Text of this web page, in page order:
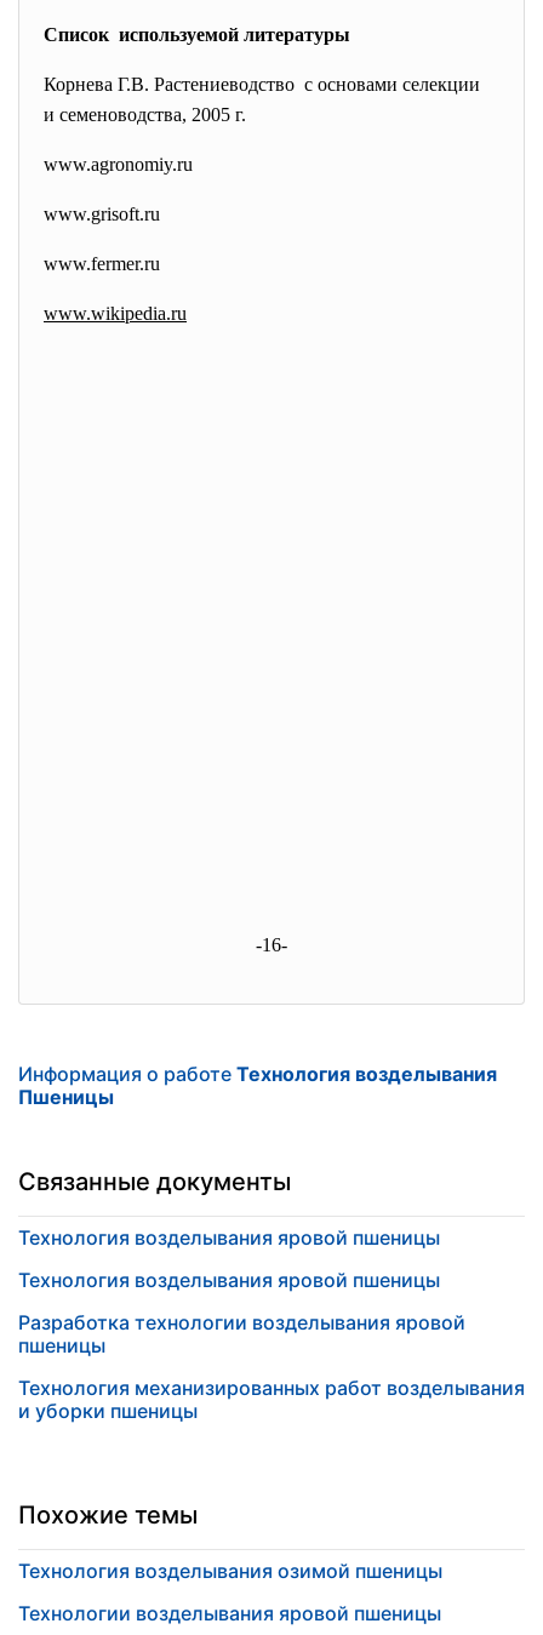
Список используемой литературы
Корнева Г.В. Растениеводство с основами селекции
и семеноводства, 2005 г.
www.agronomiy.ru
www.grisoft.ru
www.fermer.ru
www.wikipedia.ru
-16-
Информация о работе Технология возделывания
Пшеницы
Связанные документы
Технология возделывания яровой пшеницы
Технология возделывания яровой пшеницы
Разработка технологии возделывания яровой
пшеницы
Технология механизированных работ возделывания
и уборки пшеницы
Похожие темы
Технология возделывания озимой пшеницы
Технологии возделывания яровой пшеницы